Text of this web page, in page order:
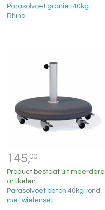
Parasolvoet graniet 40kg
Rhino
145,00
Product bestaat uit meerdere
artikelen
Parasolvoet beton 40kg rond
met wielenset